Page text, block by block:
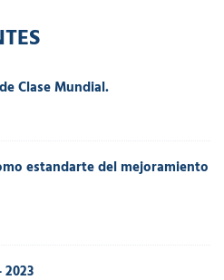
Clase Mundial.
estandarte del mejoramiento